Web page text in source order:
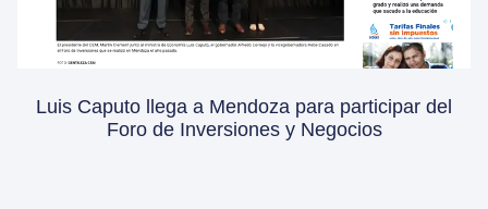
Luis Caputo llega a Mendoza para participar del
Foro de Inversiones y Negocios